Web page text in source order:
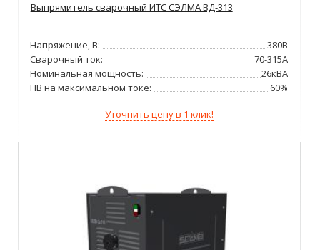
Выпрямитель сварочный ИТС СЭЛМА ВД-313
Напряжение, В:
380В
Сварочный ток:
70-315А
Номинальная мощность:
26кВА
ПВ на максимальном токе:
60%
Уточнить цену в 1 клик!